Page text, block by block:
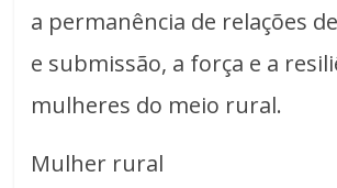
a permanência de relações
e submissão, a força e a
mulheres do meio rural.
Mulher rural